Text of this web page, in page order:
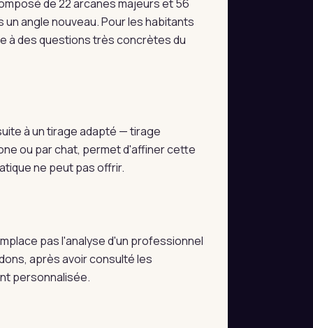
de 22 arcanes majeurs et 56
angle nouveau. Pour les habitants
à des questions très concrètes du
à un tirage adapté — tirage
ou par chat, permet d'affiner cette
ne peut pas offrir.
pas l'analyse d'un professionnel
après avoir consulté les
personnalisée.